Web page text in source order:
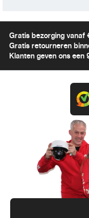
Gratis bezorging vanaf
Gratis retourneren
Klanten geven ons een